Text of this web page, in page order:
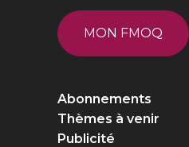
MON FMOQ
Abonnements
Thèmes à venir
Publicité